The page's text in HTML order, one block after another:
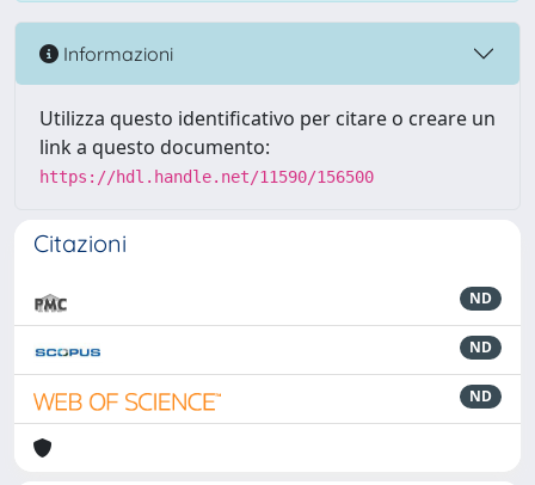
Informazioni
Utilizza questo identificativo per citare o creare un
link a questo documento:
https://hdl.handle.net/11590/156500
Citazioni
ND
ND
ND